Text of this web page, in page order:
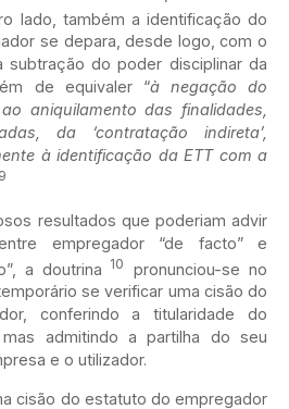
lado, também a identificação do
se depara, desde logo, com o
subtração do poder disciplinar da
de equivaler “à negação do
aniquilamento das finalidades,
da ‘contratação indireta’,
à identificação da ETT com a
9
resultados que poderiam advir
empregador “de facto” e
a doutrina 10
pronunciou-se no
se verificar uma cisão do
conferindo a titularidade do
admitindo a partilha do seu
e o utilizador.
cisão do estatuto do empregador